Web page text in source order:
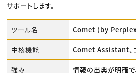
サポートします。
ツール名 Comet (by
中核機能 Comet Assistant、
強み
情報の出典が明確